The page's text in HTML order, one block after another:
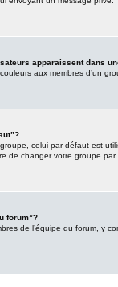
apparaissent dans
aux membres d’un
celui par défaut est
de changer votre groupe
forum”?
de l’équipe du forum, y